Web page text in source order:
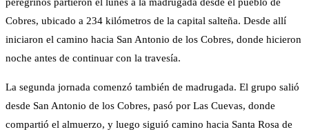
peregrinos partieron el lunes a la madrugada desde el pueblo de
Cobres, ubicado a 234 kilómetros de la capital salteña. Desde allí
iniciaron el camino hacia San Antonio de los Cobres, donde hicieron
noche antes de continuar con la travesía.
La segunda jornada comenzó también de madrugada. El grupo salió
desde San Antonio de los Cobres, pasó por Las Cuevas, donde
compartió el almuerzo, y luego siguió camino hacia Santa Rosa de